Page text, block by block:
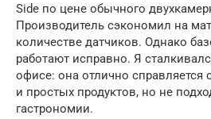
Side по цене обычного
Производитель сэкономил на
количестве датчиков. Однако
работают исправно. Я
офисе: она отлично справляется
и простых продуктов, но не
гастрономии.